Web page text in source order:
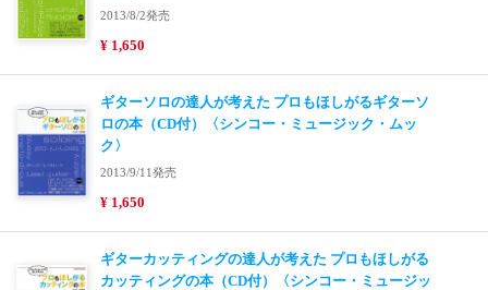
2013/8/2発売
¥ 1,650
ギターソロの達人が考えた プロもほしがるギターソ
ロの本（CD付）〈シンコー・ミュージック・ムッ
ク〉
2013/9/11発売
¥ 1,650
ギターカッティングの達人が考えた プロもほしがる
カッティングの本（CD付）〈シンコー・ミュージッ